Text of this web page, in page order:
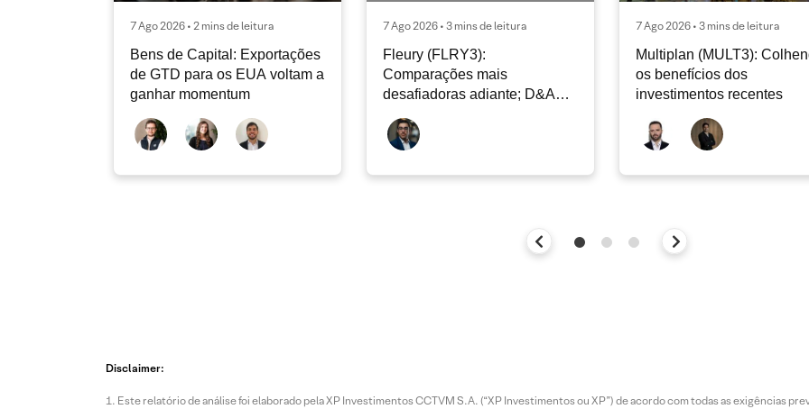
7 Ago 2026 • 2 mins de leitura
Bens de Capital: Exportações
de GTD para os EUA voltam a
ganhar momentum
7 Ago 2026 • 3 mins de leitura
Fleury (FLRY3):
Comparações mais
desafiadoras adiante; D&A
deve permanecer nos níveis
atuais
7 Ago 2026 • 3 mins de leitura
Multiplan (MULT3):
os benefícios dos
investimentos recentes
Disclaimer:
Este relatório de análise foi elaborado pela XP Investimentos CCTVM S.A. (“XP Investimentos ou XP”) de acordo com todas as exigências